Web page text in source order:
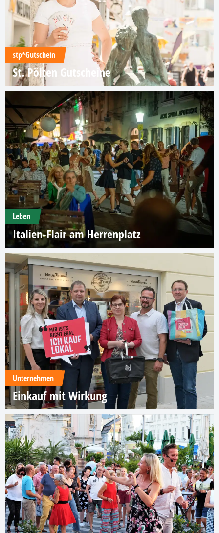
stp*Gutschein
St. Pölten Gutscheine
Leben
Italien-Flair am Herrenplatz
Unternehmen
Einkauf mit Wirkung